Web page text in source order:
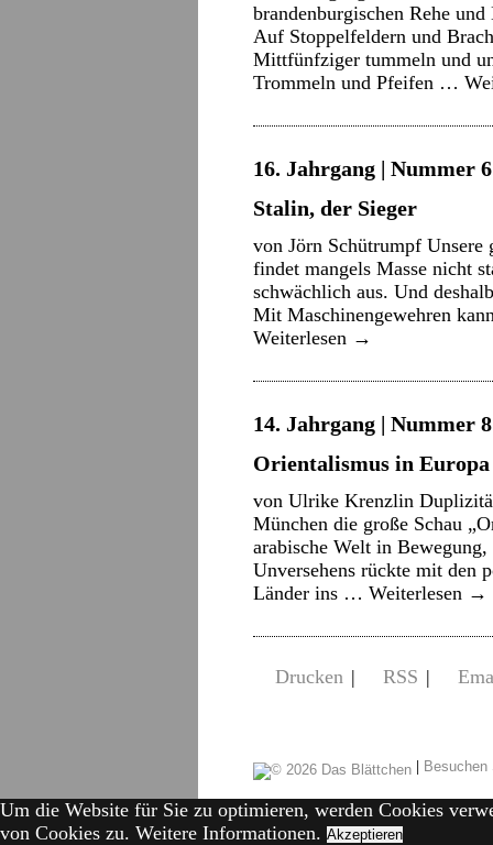
brandenburgischen Rehe
Auf Stoppelfeldern und
Mittfünfziger tummeln und
Trommeln und Pfeifen …
16. Jahrgang | Nummer
Stalin, der Sieger
von Jörn Schütrumpf
findet mangels Masse nicht
schwächlich aus. Und
Mit Maschinengewehren
Weiterlesen →
14. Jahrgang | Nummer
Orientalismus in Europa
von Ulrike Krenzlin
München die große Schau
arabische Welt in
Unversehens rückte mit den
Länder ins … Weiterlesen →
Drucken | RSS |
|
Um die Website für Sie zu optimieren, werden Cookies
von Cookies zu. Weitere Informationen. Akzeptieren